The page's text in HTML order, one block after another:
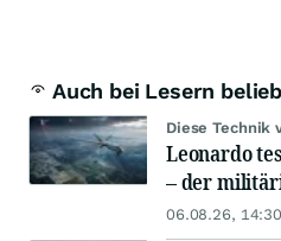
Auch bei Lesern
Diese Technik
Leonardo
– der
06.08.26, 14:30